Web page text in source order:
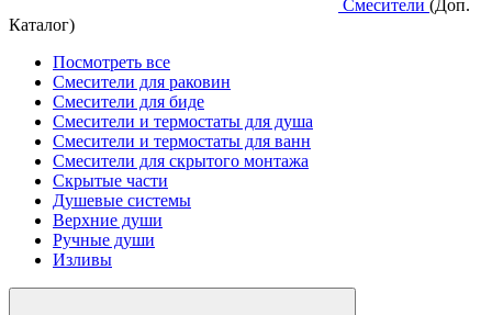
Смесители (Доп.
Каталог)
Посмотреть все
Смесители для раковин
Смесители для биде
Смесители и термостаты для душа
Смесители и термостаты для ванн
Смесители для скрытого монтажа
Скрытые части
Душевые системы
Верхние души
Ручные души
Изливы